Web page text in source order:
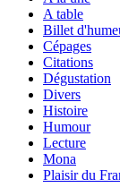
A table
Billet
Cépages
Citations
Dégustation
Divers
Histoire
Humour
Lecture
Mona
Plaisir du